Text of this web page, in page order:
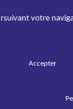
votre
Accepter